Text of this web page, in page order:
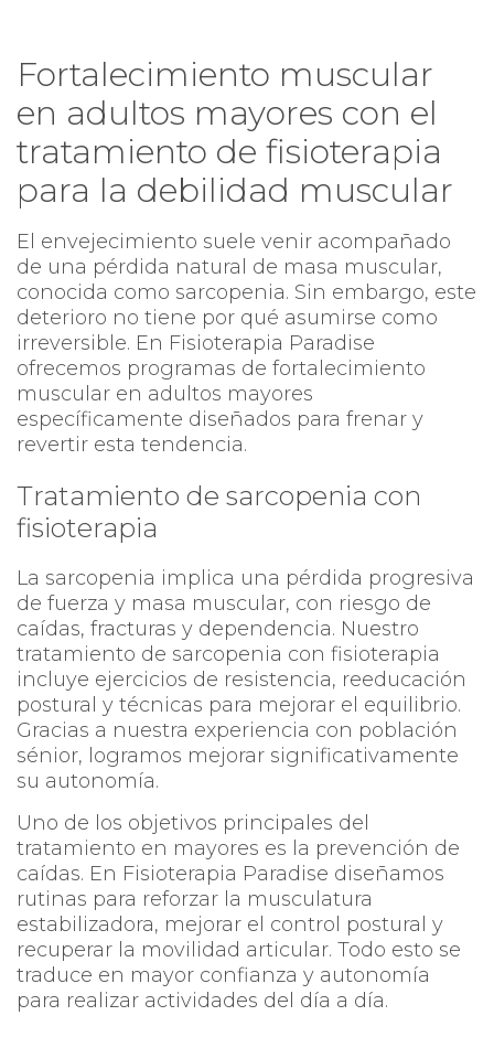
Fortalecimiento muscular
en adultos mayores con el
tratamiento de fisioterapia
para la debilidad muscular
El envejecimiento suele venir acompañado
de una pérdida natural de masa muscular,
conocida como sarcopenia. Sin embargo, este
deterioro no tiene por qué asumirse como
irreversible. En Fisioterapia Paradise
ofrecemos programas de fortalecimiento
muscular en adultos mayores
específicamente diseñados para frenar y
revertir esta tendencia.
Tratamiento de sarcopenia con
fisioterapia
La sarcopenia implica una pérdida progresiva
de fuerza y masa muscular, con riesgo de
caídas, fracturas y dependencia. Nuestro
tratamiento de sarcopenia con fisioterapia
incluye ejercicios de resistencia, reeducación
postural y técnicas para mejorar el equilibrio.
Gracias a nuestra experiencia con población
sénior, logramos mejorar significativamente
su autonomía.
Uno de los objetivos principales del
tratamiento en mayores es la prevención de
caídas. En Fisioterapia Paradise diseñamos
rutinas para reforzar la musculatura
estabilizadora, mejorar el control postural y
recuperar la movilidad articular. Todo esto se
traduce en mayor confianza y autonomía
para realizar actividades del día a día.